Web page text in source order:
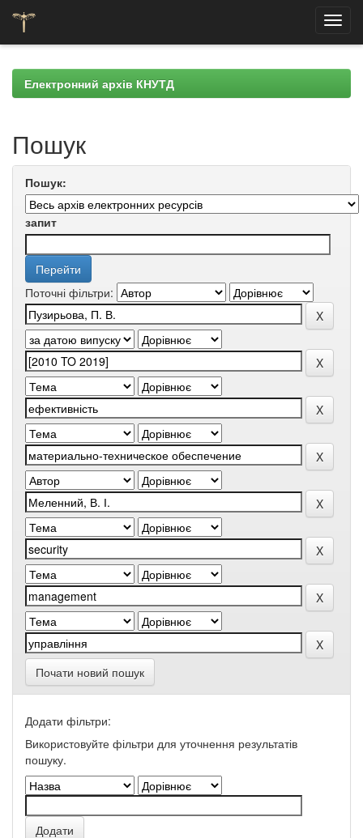
navigationЕлектронний архів КНУТД
Пошук
Пошук:
запит
Поточні фільтри:
Почати новий пошук
Додати фільтри:
Використовуйте фільтри для уточнення результатів
пошуку.